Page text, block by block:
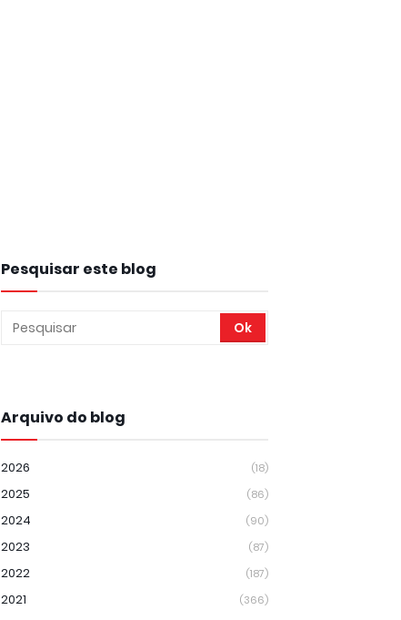
Pesquisar este blog
Arquivo do blog
2026 (18)
2025 (86)
2024 (90)
2023 (87)
2022 (187)
2021 (366)